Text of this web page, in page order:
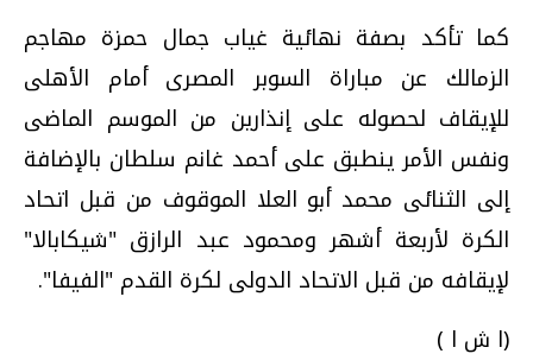
كما تأكد بصفة نهائية غياب جمال حمزة مهاجم
الزمالك عن مباراة السوبر المصرى أمام الأهلى
للإيقاف لحصوله على إنذارين من الموسم الماضى
ونفس الأمر ينطبق على أحمد غانم سلطان بالإضافة
إلى الثنائى محمد أبو العلا الموقوف من قبل اتحاد
الكرة لأربعة أشهر ومحمود عبد الرازق "شيكابالا"
لإيقافه من قبل الاتحاد الدولى لكرة القدم "الفيفا".
(ا ش ا )